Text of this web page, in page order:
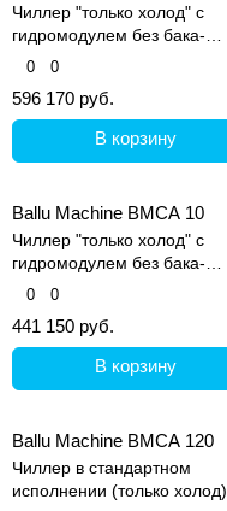
Чиллер "только холод" с
гидромодулем без бака-
аккумулятора
0 0
596 170 руб.
В корзину
Ballu Machine BMCA 10
Чиллер "только холод" с
гидромодулем без бака-
аккумулятора
0 0
441 150 руб.
В корзину
Ballu Machine BMCA 120
Чиллер в стандартном
исполнении (только холод)